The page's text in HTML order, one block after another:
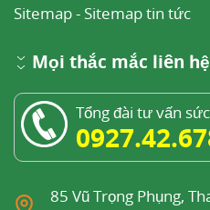
Sitemap- Sitemap tin tức
Mọi thắc mắc liên hệ
Tổng đài tư vấn
85 Vũ Trọng Phụng,